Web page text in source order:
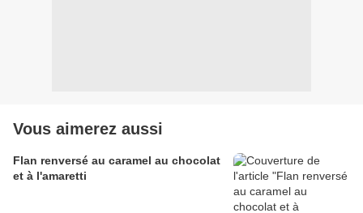
Vous aimerez aussi
Flan renversé au caramel au chocolat
et à l'amaretti